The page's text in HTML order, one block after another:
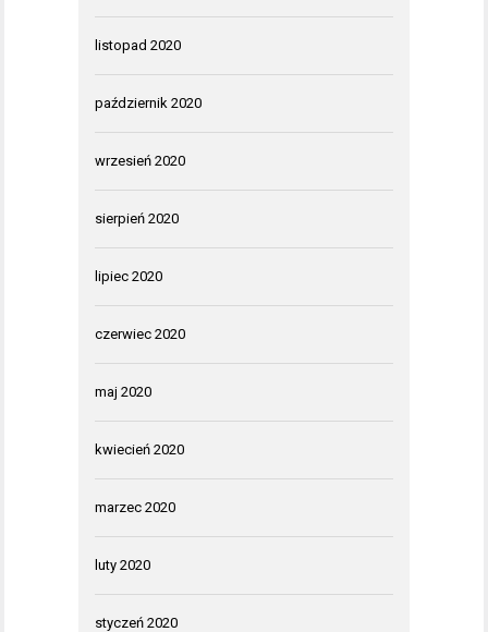
listopad 2020
październik 2020
wrzesień 2020
sierpień 2020
lipiec 2020
czerwiec 2020
maj 2020
kwiecień 2020
marzec 2020
luty 2020
styczeń 2020